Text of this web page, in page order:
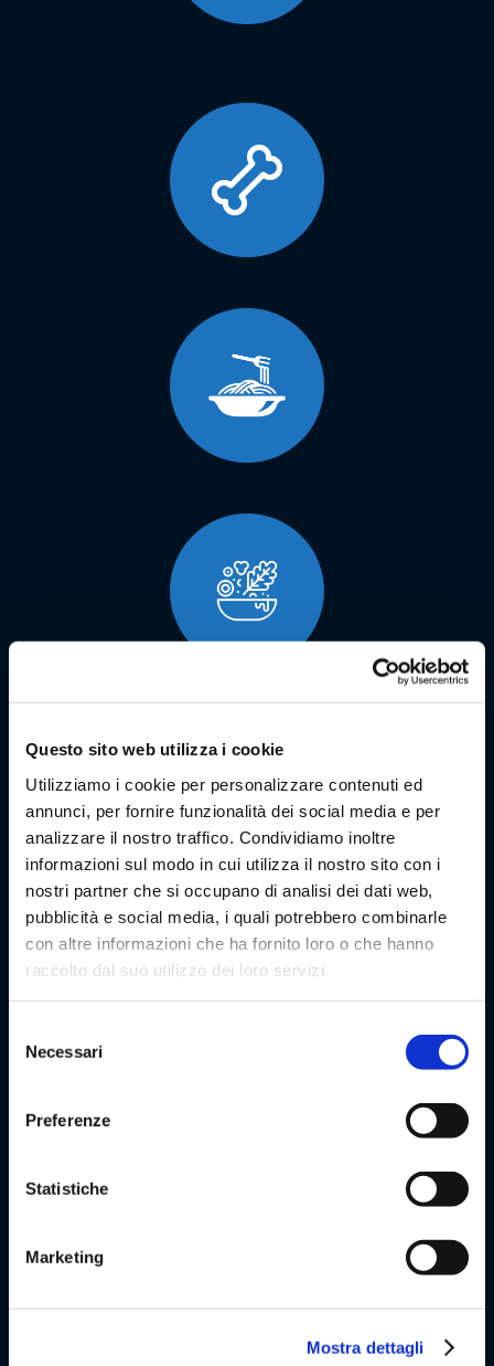
Questo sito web utilizza i cookie
Utilizziamo i cookie per personalizzare contenuti ed
annunci, per fornire funzionalità dei social media e per
analizzare il nostro traffico. Condividiamo inoltre
informazioni sul modo in cui utilizza il nostro sito con i
nostri partner che si occupano di analisi dei dati web,
pubblicità e social media, i quali potrebbero combinarle
con altre informazioni che ha fornito loro o che hanno
raccolto dal suo utilizzo dei loro servizi.
delNecessari
Preferenze
Statistiche
Marketing
Mostra dettagli
MAXIMA - CONTINUA US ULTRASUONI
ANEMPTYTEXTLLINE
Maxima US Ultrasuoni è una macchina confezionatrice verticale
caratterizzata da un avanzato sistema di saldatura ad ultrasuoni.
Olimpia 5000 è una macchina confezionatrice verticale per grandi